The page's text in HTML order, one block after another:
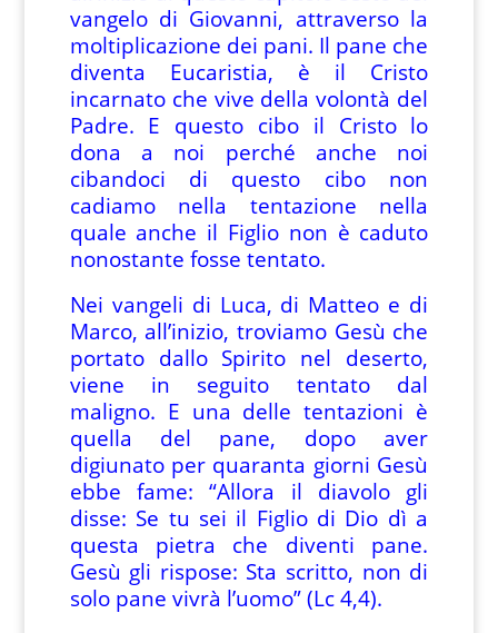
vangelo di Giovanni, attraverso la
moltiplicazione dei pani. Il pane che
diventa Eucaristia, è il Cristo
incarnato che vive della volontà del
Padre. E questo cibo il Cristo lo
dona a noi perché anche noi
cibandoci di questo cibo non
cadiamo nella tentazione nella
quale anche il Figlio non è caduto
nonostante fosse tentato.
Nei vangeli di Luca, di Matteo e di
Marco, all’inizio, troviamo Gesù che
portato dallo Spirito nel deserto,
viene in seguito tentato dal
maligno. E una delle tentazioni è
quella del pane, dopo aver
digiunato per quaranta giorni Gesù
ebbe fame: “Allora il diavolo gli
disse: Se tu sei il Figlio di Dio dì a
questa pietra che diventi pane.
Gesù gli rispose: Sta scritto, non di
solo pane vivrà l’uomo” (Lc 4,4).